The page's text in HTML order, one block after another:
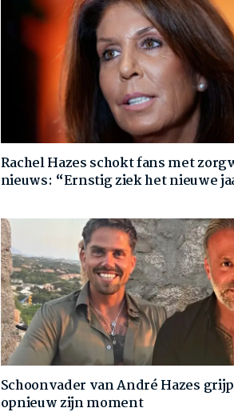
Rachel Hazes schokt fans met
nieuws: “Ernstig ziek het nieuwe
Schoonvader van André Hazes
opnieuw zijn moment